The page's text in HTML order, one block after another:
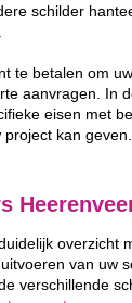
schilder
te betalen om
aanvragen. In
eisen met
kan geven.
overzicht
van uw
verschillende